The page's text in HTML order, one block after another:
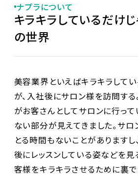
ナプラについて
キラキラしているだけ
の世界
美容業界といえばキラキラして
が、入社後にサロン様を訪問する
がお客さんとしてサロンに行っ
ない部分が見えてきました。サ
とる時間もないことがありますし
後にレッスンしている姿などを見
客様をキラキラさせるために裏